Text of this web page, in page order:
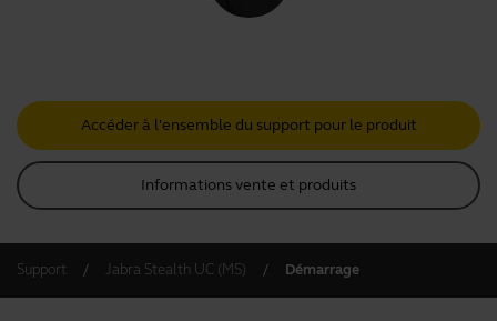
Accéder à l'ensemble du support pour le produit
Informations vente et produits
Support Jabra Stealth UC (MS) Démarrage